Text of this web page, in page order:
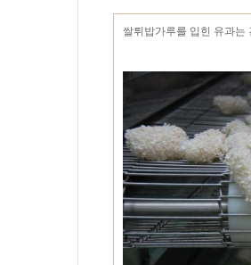
쌀튀밥가루를 입힌 유과는